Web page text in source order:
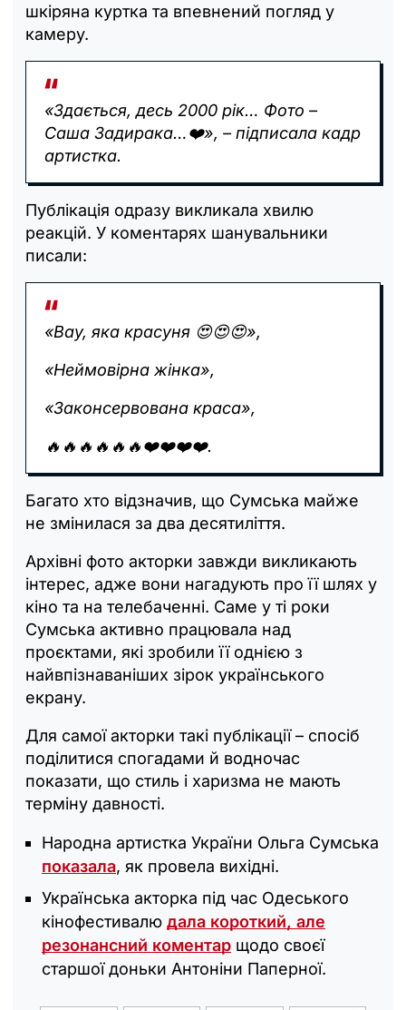
шкіряна куртка та впевнений погляд у
камеру.
«Здається, десь 2000 рік… Фото –
Саша Задирака…❤️», – підписала кадр
артистка.
Публікація одразу викликала хвилю
реакцій. У коментарях шанувальники
писали:
«Вау, яка красуня 😍😍😍»,
«Неймовірна жінка»,
«Законсервована краса»,
🔥🔥🔥🔥🔥🔥❤️❤️❤️❤️.
Багато хто відзначив, що Сумська майже
не змінилася за два десятиліття.
Архівні фото акторки завжди викликають
інтерес, адже вони нагадують про її шлях у
кіно та на телебаченні. Саме у ті роки
Сумська активно працювала над
проєктами, які зробили її однією з
найвпізнаваніших зірок українського
екрану.
Для самої акторки такі публікації – спосіб
поділитися спогадами й водночас
показати, що стиль і харизма не мають
терміну давності.
Народна артистка України Ольга Сумська
показала, як провела вихідні.
Українська акторка під час Одеського
кінофестивалю дала короткий, але
резонансний коментар щодо своєї
старшої доньки Антоніни Паперної.